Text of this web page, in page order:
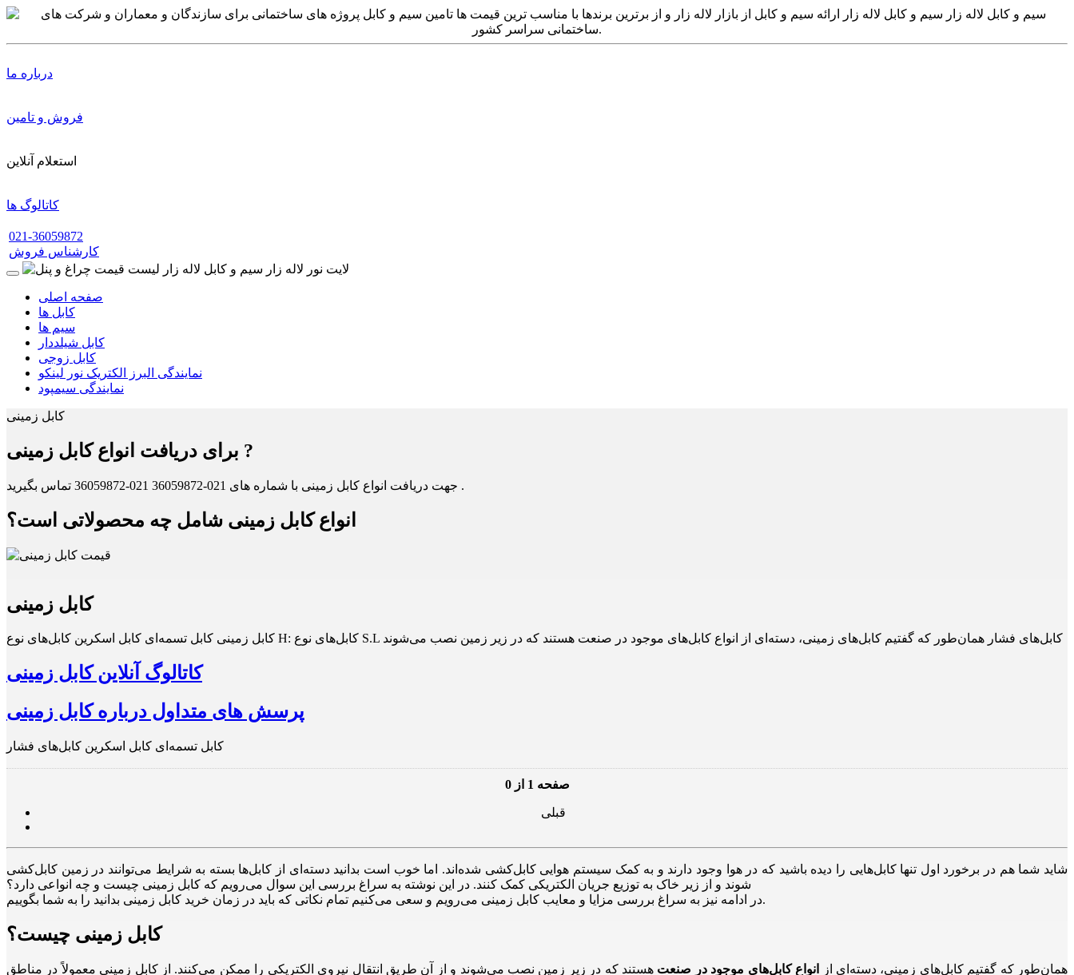
درباره ما
فروش و تامین
استعلام آنلاین
کاتالوگ ها
021-36059872
کارشناس فروش
صفحه اصلی
کابل ها
سیم ها
کابل شیلددار
کابل زوجی
نمایندگی البرز الکتریک نور لینکو
نمایندگی سیمپود
کابل زمینی
برای دریافت انواع کابل زمینی ?
جهت دریافت انواع کابل زمینی با شماره های 021-36059872 021-36059872 تماس بگیرید .
انواع کابل زمینی شامل چه محصولاتی است؟
کابل زمینی
کابل زمینی کابل‌ تسمه‌ای کابل اسکرین کابل‌های نوع H: کابل‌های نوع S.L کابل‌های فشار همان‌طور که گفتیم کابل‌های زمینی، دسته‌ای از انواع کابل‌های موجود در صنعت هستند که در زیر زمین نصب می‌شوند
کاتالوگ آنلاین کابل زمینی
پرسش های متداول درباره کابل زمینی
کابل‌ تسمه‌ای کابل اسکرین کابل‌های فشار
صفحه 1 از 0
قبلی
شاید شما هم در برخورد اول تنها کابل‌هایی را دیده باشید که در هوا وجود دارند و به کمک سیستم هوایی کابل‌کشی شده‌اند. اما خوب است بدانید دسته‌ای از کابل‌ها بسته به شرایط می‌توانند در زمین کابل‌کشی
شوند و از زیر خاک به توزیع جریان الکتریکی کمک کنند. در این نوشته به سراغ بررسی این سوال می‌رویم که کابل زمینی چیست و چه انواعی دارد؟
در ادامه نیز به سراغ بررسی مزایا و معایب کابل زمینی می‌رویم و سعی می‌کنیم تمام نکاتی که باید در زمان خرید کابل زمینی بدانید را به شما بگوییم.
کابل زمینی چیست؟
همان‌طور که گفتیم کابل‌های زمینی، دسته‌ای از انواع کابل‌های موجود در صنعت هستند که در زیر زمین نصب می‌شوند و از آن طریق انتقال نیروی الکتریکی را ممکن می‌کنند. از کابل زمینی معمولاً در مناطق